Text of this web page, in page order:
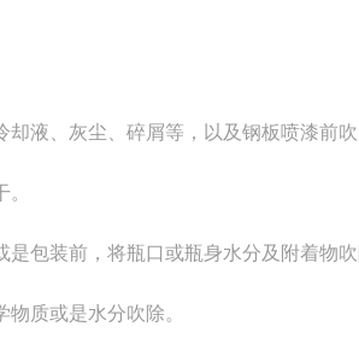
液、灰尘、碎屑等，以及钢板喷漆前吹
包装前，将瓶口或瓶身水分及附着物吹
质或是水分吹除。